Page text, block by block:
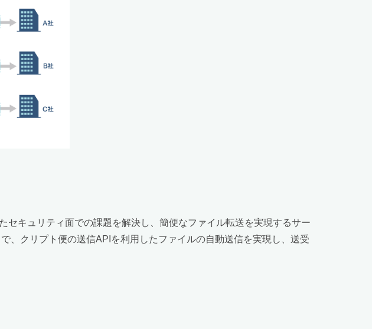
キュリティ面での課題を解決し、簡便なファイル転送を実現するサー
、クリプト便の送信APIを利用したファイルの自動送信を実現し、送受